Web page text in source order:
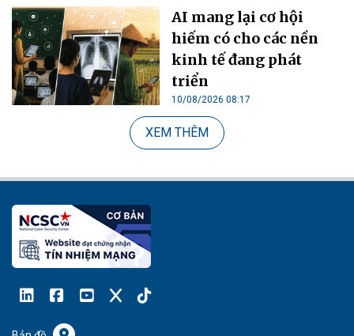
AI mang lại cơ hội
hiếm có cho các nền
kinh tế đang phát
triển
10/08/2026 08:17
XEM THÊM